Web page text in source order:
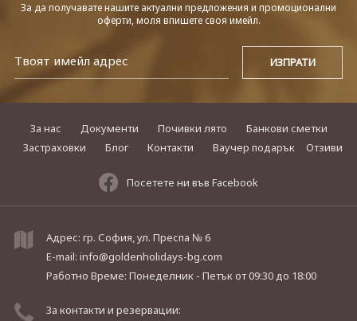
За да получавате нашите актуални предложения и промоционални
оферти, моля впишете своя имейл.
За нас Документи Почивки лято
Банкови сметки
Застраховки
Блог Контакти Ваучер подарък Отзиви
Посетете ни във Facebook
Адрес: гр. София, ул. Преспа № 6
E-mail: info@goldenholidays-bg.com
Работно Време: Понеделник - Петъкот 09:30 до 18:00
За контакти и резервации: